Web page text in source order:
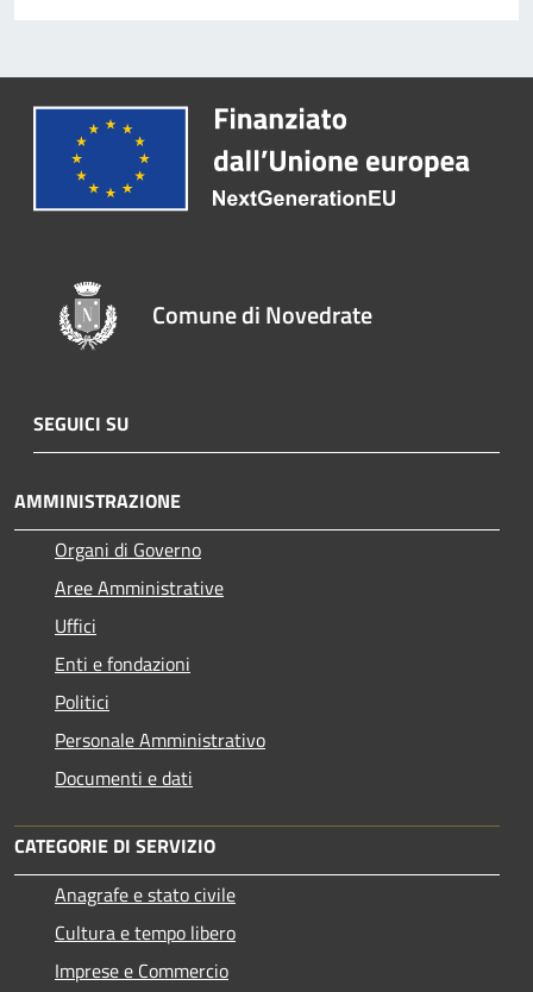
Comune di Novedrate
SEGUICI SU
AMMINISTRAZIONE
Organi di Governo
Aree Amministrative
Uffici
Enti e fondazioni
Politici
Personale Amministrativo
Documenti e dati
CATEGORIE DI SERVIZIO
Anagrafe e stato civile
Cultura e tempo libero
Imprese e Commercio